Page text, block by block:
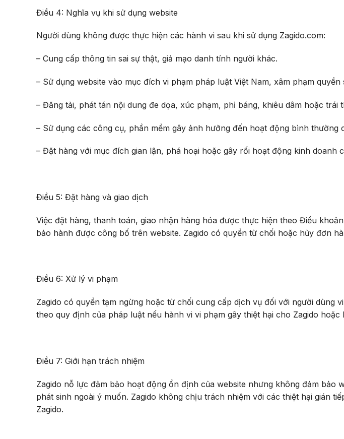
Điều 4: Nghĩa vụ khi sử dụng website
Người dùng không được thực hiện các hành vi sau khi sử dụng Zagido.com:
– Cung cấp thông tin sai sự thật, giả mạo danh tính người khác.
– Sử dụng website vào mục đích vi phạm pháp luật Việt Nam, xâm phạm
– Đăng tải, phát tán nội dung đe dọa, xúc phạm, phỉ báng, khiêu dâm hoặc trái
– Sử dụng các công cụ, phần mềm gây ảnh hưởng đến hoạt động bình
– Đặt hàng với mục đích gian lận, phá hoại hoặc gây rối hoạt động kinh doanh
Điều 5: Đặt hàng và giao dịch
Việc đặt hàng, thanh toán, giao nhận hàng hóa được thực hiện theo Điều
bảo hành được công bố trên website. Zagido có quyền từ chối hoặc hủy đơn
Điều 6: Xử lý vi phạm
Zagido có quyền tạm ngừng hoặc từ chối cung cấp dịch vụ đối với người
theo quy định của pháp luật nếu hành vi vi phạm gây thiệt hại cho Zagido hoặc
Điều 7: Giới hạn trách nhiệm
Zagido nỗ lực đảm bảo hoạt động ổn định của website nhưng không đảm
phát sinh ngoài ý muốn. Zagido không chịu trách nhiệm với các thiệt hại gián
Zagido.